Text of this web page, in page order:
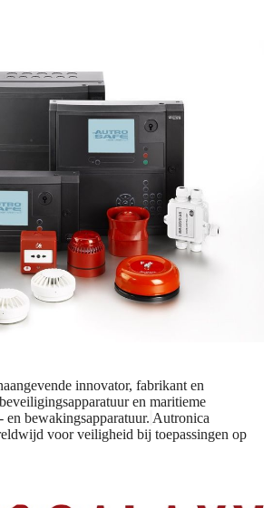
innovator, fabrikant en
en maritieme
bewakingsapparatuur. Autronica
voor veiligheid bij toepassingen op